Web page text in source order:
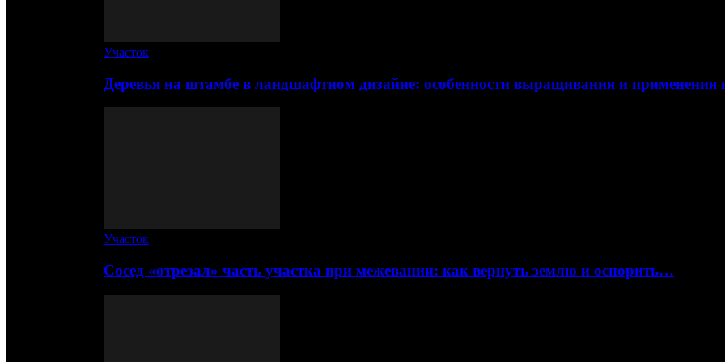
Участок
Деревья на штамбе в ландшафтном дизайне: особенности выращивания и
Участок
Сосед «отрезал» часть участка при межевании: как вернуть землю и оспорить…